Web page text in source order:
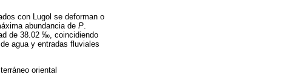
con Lugol se deforman o
abundancia de P.
de 38.02 ‰, coincidiendo
agua y entradas fluviales
oriental